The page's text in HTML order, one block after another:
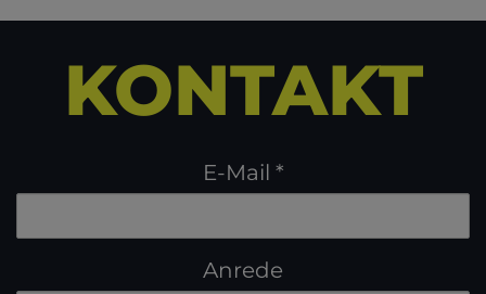
KONTAKT
E-Mail
Anrede